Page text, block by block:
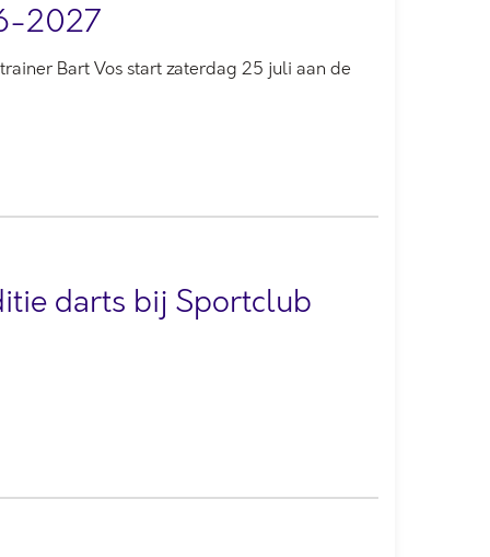
2027
Bart Vos start zaterdag 25 juli aan de
darts bij Sportclub